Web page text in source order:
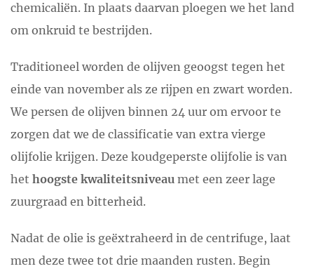
chemicaliën. In plaats daarvan ploegen we het land
om onkruid te bestrijden.
Traditioneel worden de olijven geoogst tegen het
einde van november als ze rijpen en zwart worden.
We persen de olijven binnen 24 uur om ervoor te
zorgen dat we de classificatie van extra vierge
olijfolie krijgen. Deze koudgeperste olijfolie is van
het hoogste kwaliteitsniveau met een zeer lage
zuurgraad en bitterheid.
Nadat de olie is geëxtraheerd in de centrifuge, laat
men deze twee tot drie maanden rusten. Begin